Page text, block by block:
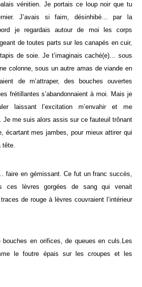
vénitien. Je portais ce loup noir que tu
J’avais si faim, désinhibé… par la
je regardais autour de moi les corps
de toutes parts sur les canapés en cuir,
de soie. Je t’imaginais caché(e)… sous
colonne, sous un autre amas de viande en
de m’attraper, des bouches ouvertes
frétillantes s’abandonnaient à moi. Mais je
laissant l’excitation m’envahir et me
Je me suis alors assis sur ce fauteuil trônant
écartant mes jambes, pour mieux attirer qui
tête.
faire en gémissant. Ce fut un franc succès,
ces lèvres gorgées de sang qui venait
de rouge à lèvres couvraient l’intérieur
bouches en orifices, de queues en culs.Les
le foutre épais sur les croupes et les